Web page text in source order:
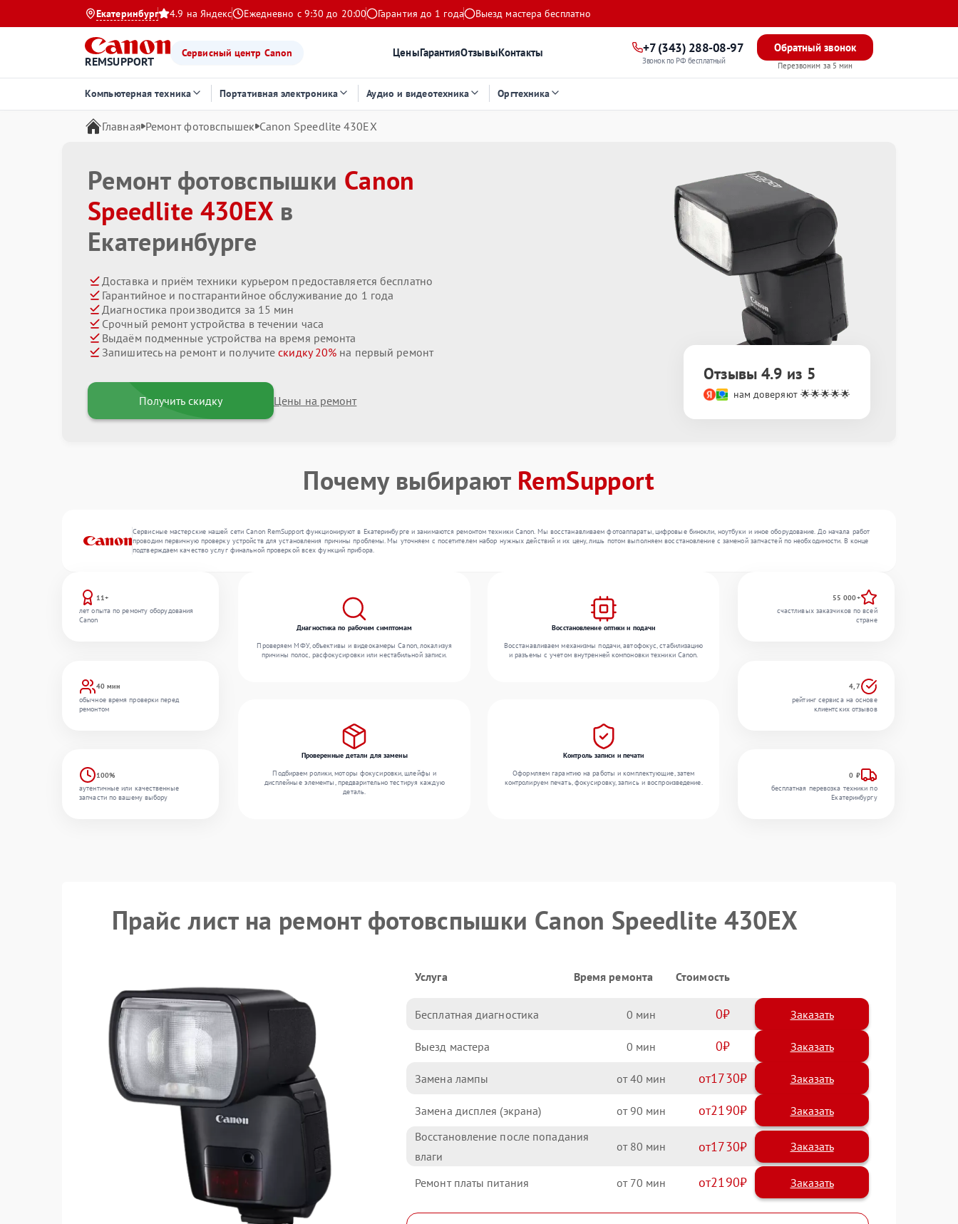
Екатеринбург 4.9 на Яндекс Ежедневно с 9:30 до 20:00 Гарантия до 1 года Выезд мастера бесплатно
REMSUPPORT
Сервисный центр Canon ЦеныГарантияОтзывыКонтакты +7 (343) 288-08-97
Звонок по РФ бесплатный
Обратный звонок
Перезвоним за 5 мин
Компьютерная техника Портативная электроника Аудио и видеотехника Оргтехника
Главная Ремонт фотовспышек Canon Speedlite 430EX
Ремонт фотовспышки Canon
Speedlite 430EXв
Екатеринбурге
Доставка и приём техники курьером предоставляется бесплатно
Гарантийное и постгарантийное обслуживание до 1 года
Диагностика производится за 15 мин
Срочный ремонт устройства в течении часа
Выдаём подменные устройства на время ремонта
Запишитесь на ремонт и получитескидку 20% на первый ремонт
Получить скидку Цены на ремонт
Отзывы 4.9 из 5
нам доверяют 🌟🌟🌟🌟🌟
Почему выбирают RemSupport
Сервисные мастерские нашей сети Canon RemSupport функционируют в Екатеринбурге и занимаются ремонтом техники Canon. Мы восстанавливаем фотоаппараты, цифровые бинокли, ноутбуки и иное оборудование. До начала работ
проводим первичную проверку устройств для установления причины проблемы. Мы уточняем с посетителем набор нужных действий и их цену, лишь потом выполняем восстановление с заменой запчастей по необходимости. В конце
подтверждаем качество услуг финальной проверкой всех функций прибора.
11+
лет опыта по ремонту оборудования
Canon
40 мин
обычное время проверки перед
ремонтом
100%
аутентичные или качественные
запчасти по вашему выбору
Диагностика по рабочим симптомам
Проверяем МФУ, объективы и видеокамеры Canon, локализуя
причины полос, расфокусировки или нестабильной записи.
Восстановление оптики и подачи
Восстанавливаем механизмы подачи, автофокус, стабилизацию
и разъемы с учетом внутренней компоновки техники Canon.
Проверенные детали для замены
Подбираем ролики, моторы фокусировки, шлейфы и
дисплейные элементы, предварительно тестируя каждую
деталь.
Контроль записи и печати
Оформляем гарантию на работы и комплектующие, затем
контролируем печать, фокусировку, запись и воспроизведение.
55 000+
счастливых заказчиков по всей
стране
4,7
рейтинг сервиса на основе
клиентских отзывов
0 ₽
бесплатная перевозка техники по
Екатеринбургу
Прайс лист на ремонт фотовспышки Canon Speedlite 430EX
Услуга Время ремонта Стоимость
Бесплатная диагностика 0 0 Заказать
Выезд мастера 0 0 Заказать
Замена лампы 40 1730
Замена дисплея (экрана) 90 2190
Восстановление после попадания
влаги
80 1730
Ремонт платы питания 70 2190